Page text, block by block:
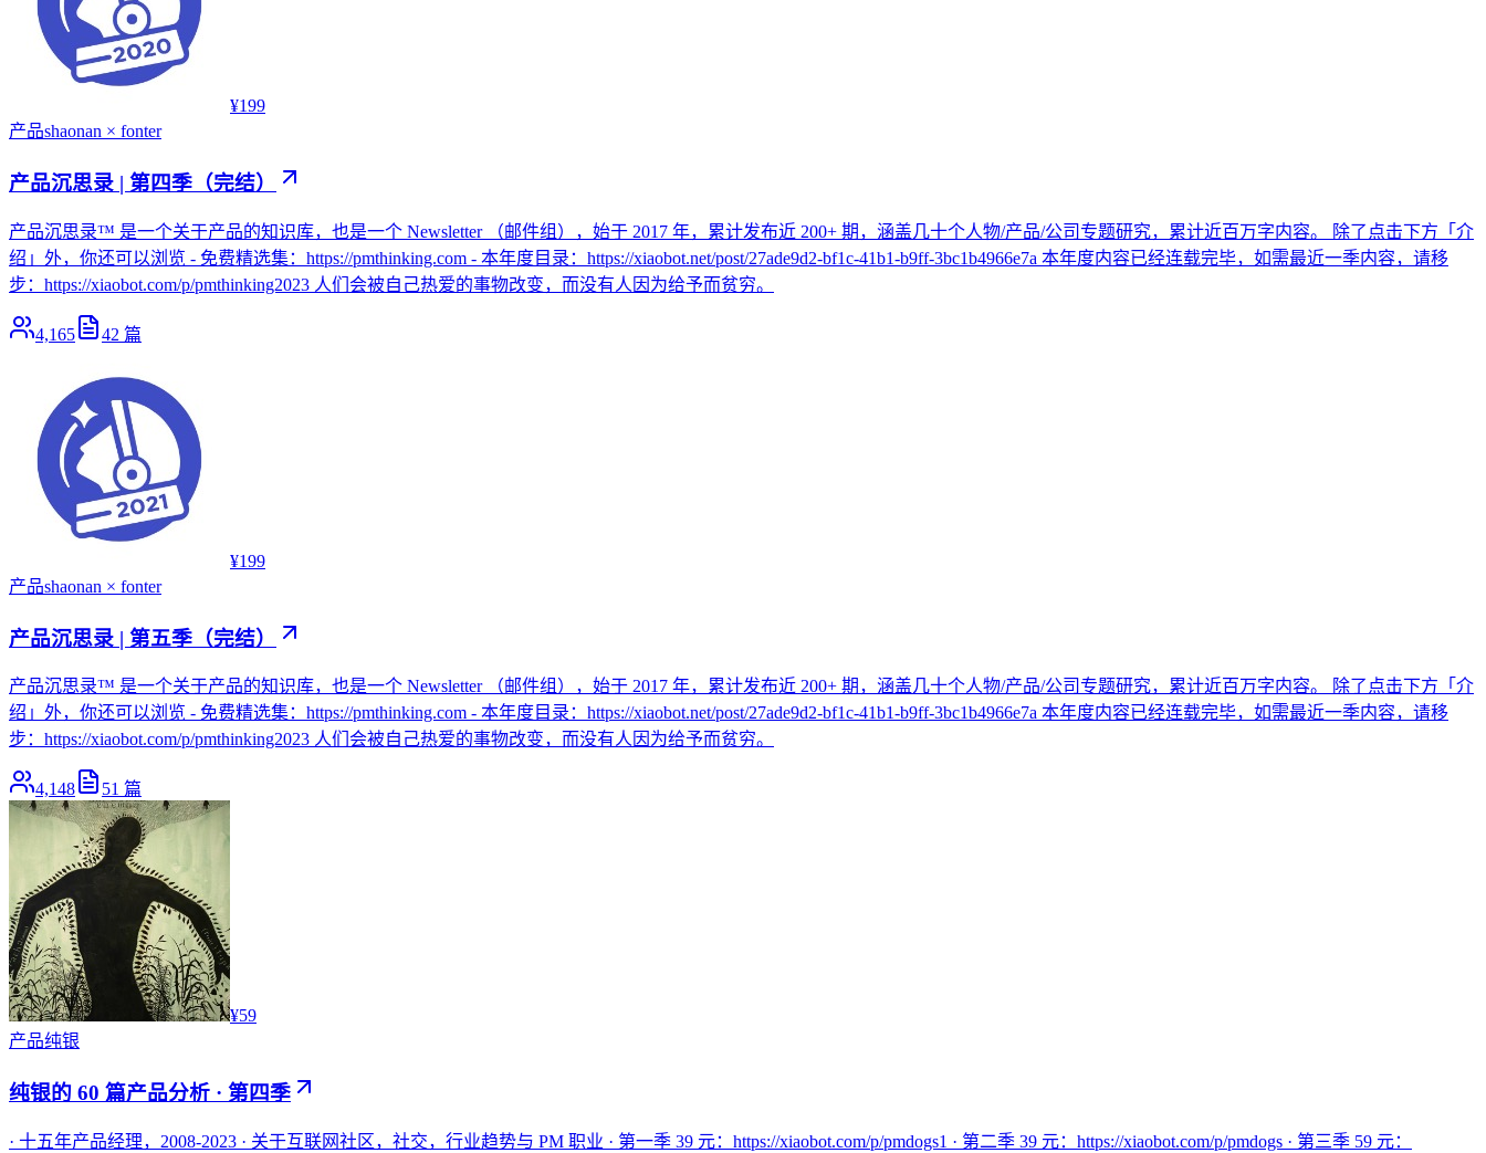
¥199
产品shaonan × fonter
产品沉思录 | 第四季（完结）
产品沉思录™ 是一个关于产品的知识库，也是一个 Newsletter （邮件组），始于 2017 年，累计发布近 200+ 期，涵盖几十个人物/产品/公司专题研究，累计近百万字内容。 除了点击下方「介
绍」外，你还可以浏览 - 免费精选集：https://pmthinking.com - 本年度目录：https://xiaobot.net/post/27ade9d2-bf1c-41b1-b9ff-3bc1b4966e7a 本年度内容已经连载完毕，如需最近一季内容，请移
步：https://xiaobot.com/p/pmthinking2023 人们会被自己热爱的事物改变，而没有人因为给予而贫穷。
4,165 42 篇
¥199
产品shaonan × fonter
产品沉思录 | 第五季（完结）
产品沉思录™ 是一个关于产品的知识库，也是一个 Newsletter （邮件组），始于 2017 年，累计发布近 200+ 期，涵盖几十个人物/产品/公司专题研究，累计近百万字内容。 除了点击下方「介
绍」外，你还可以浏览 - 免费精选集：https://pmthinking.com - 本年度目录：https://xiaobot.net/post/27ade9d2-bf1c-41b1-b9ff-3bc1b4966e7a 本年度内容已经连载完毕，如需最近一季内容，请移
步：https://xiaobot.com/p/pmthinking2023 人们会被自己热爱的事物改变，而没有人因为给予而贫穷。
4,148 51 篇
¥59
产品纯银
纯银的 60 篇产品分析 · 第四季
· 十五年产品经理，2008-2023 · 关于互联网社区，社交，行业趋势与 PM 职业 · 第一季 39 元：https://xiaobot.com/p/pmdogs1 · 第二季 39 元：https://xiaobot.com/p/pmdogs · 第三季 59 元：